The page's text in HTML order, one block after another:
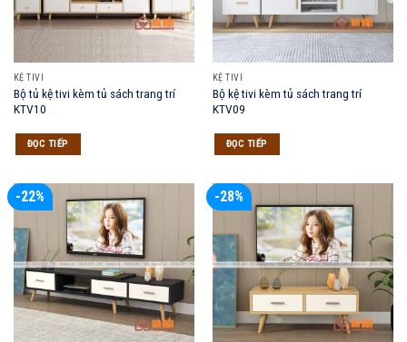
KỆ TIVI
Bộ tủ kệ tivi kèm tủ sách trang trí
KTV10
ĐỌC TIẾP
KỆ TIVI
Bộ kệ tivi kèm tủ sách trang trí
KTV09
ĐỌC TIẾP
-22% -28%